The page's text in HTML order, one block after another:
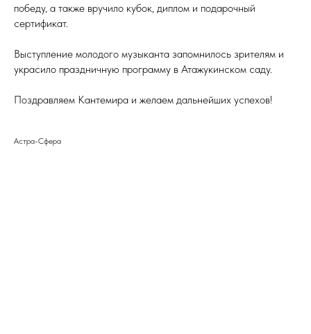
победу, а также вручило кубок, диплом и подарочный
сертификат.
Выступление молодого музыканта запомнилось зрителям и
украсило праздничную программу в Атажукинском саду.
Поздравляем Кантемира и желаем дальнейших успехов!
Астра-Сфера